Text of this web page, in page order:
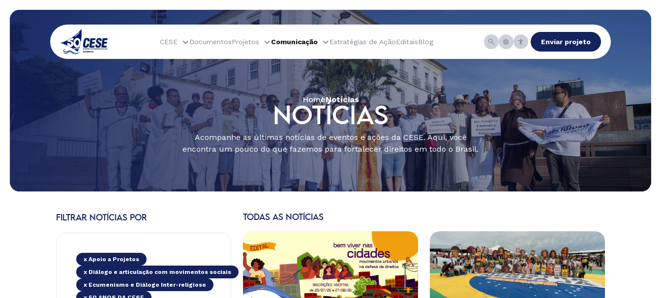
CESE DocumentosProjetos Comunicação Estratégias de AçãoEditaisBlog Enviar projeto
HomeNotícias
NOTÍCIAS
Acompanhe as últimas notícias de eventos e ações da CESE. Aqui, você
encontra um pouco do que fazemos para fortalecer direitos em todo o Brasil.
FILTRAR NOTÍCIAS POR
x Apoio a Projetos
x Diálogo e articulação com movimentos sociais
x Ecumenismo e Diálogo Inter-religioso
TODAS AS NOTÍCIAS